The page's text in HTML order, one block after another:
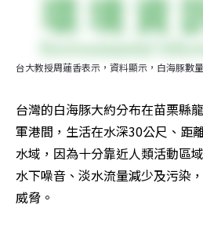
台大教授周蓮香表示，資料顯示，白海豚數
台灣的白海豚大約分布在苗栗縣
軍港間，生活在水深30公尺、距
水域，因為十分靠近人類活動區
水下噪音、淡水流量減少及污染
威脅。